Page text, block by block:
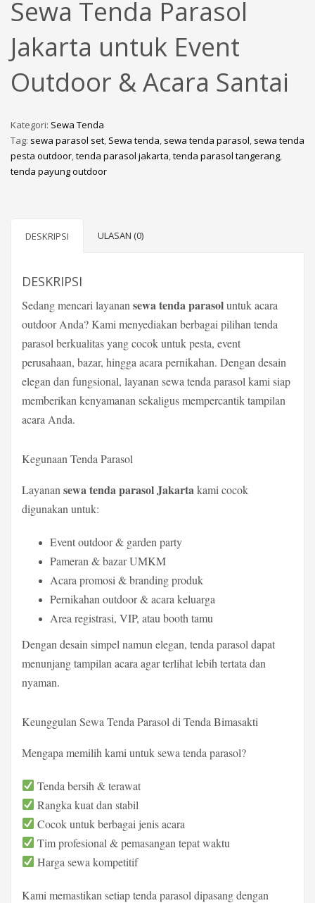
Sewa Tenda Parasol
Jakarta untuk Event
Outdoor & Acara Santai
Kategori: Sewa Tenda
Tag: sewa parasol set, Sewa tenda, sewa tenda parasol, sewa tenda
pesta outdoor,tenda parasol jakarta,tenda parasol tangerang,
tenda payung outdoor
DESKRIPSI ULASAN (0)
DESKRIPSI
Sedang mencari layanan sewa tenda parasoluntuk acara
outdoor Anda? Kami menyediakan berbagai pilihan tenda
parasol berkualitas yang cocok untuk pesta, event
perusahaan, bazar, hingga acara pernikahan. Dengan desain
elegan dan fungsional, layanan sewa tenda parasol kami siap
memberikan kenyamanan sekaligus mempercantik tampilan
acara Anda.
Kegunaan Tenda Parasol
Layanan sewa tenda parasol Jakartakami cocok
digunakan untuk:
Event outdoor & garden party
Pameran & bazar UMKM
Acara promosi & branding produk
Pernikahan outdoor & acara keluarga
Area registrasi, VIP, atau booth tamu
Dengan desain simpel namun elegan, tenda parasol dapat
menunjang tampilan acara agar terlihat lebih tertata dan
nyaman.
Keunggulan Sewa Tenda Parasol di Tenda Bimasakti
Mengapa memilih kami untuk sewa tenda parasol?
Tenda bersih & terawat
Rangka kuat dan stabil
Cocok untuk berbagai jenis acara
Tim profesional & pemasangan tepat waktu
Harga sewa kompetitif
Kami memastikan setiap tenda parasol dipasang dengan